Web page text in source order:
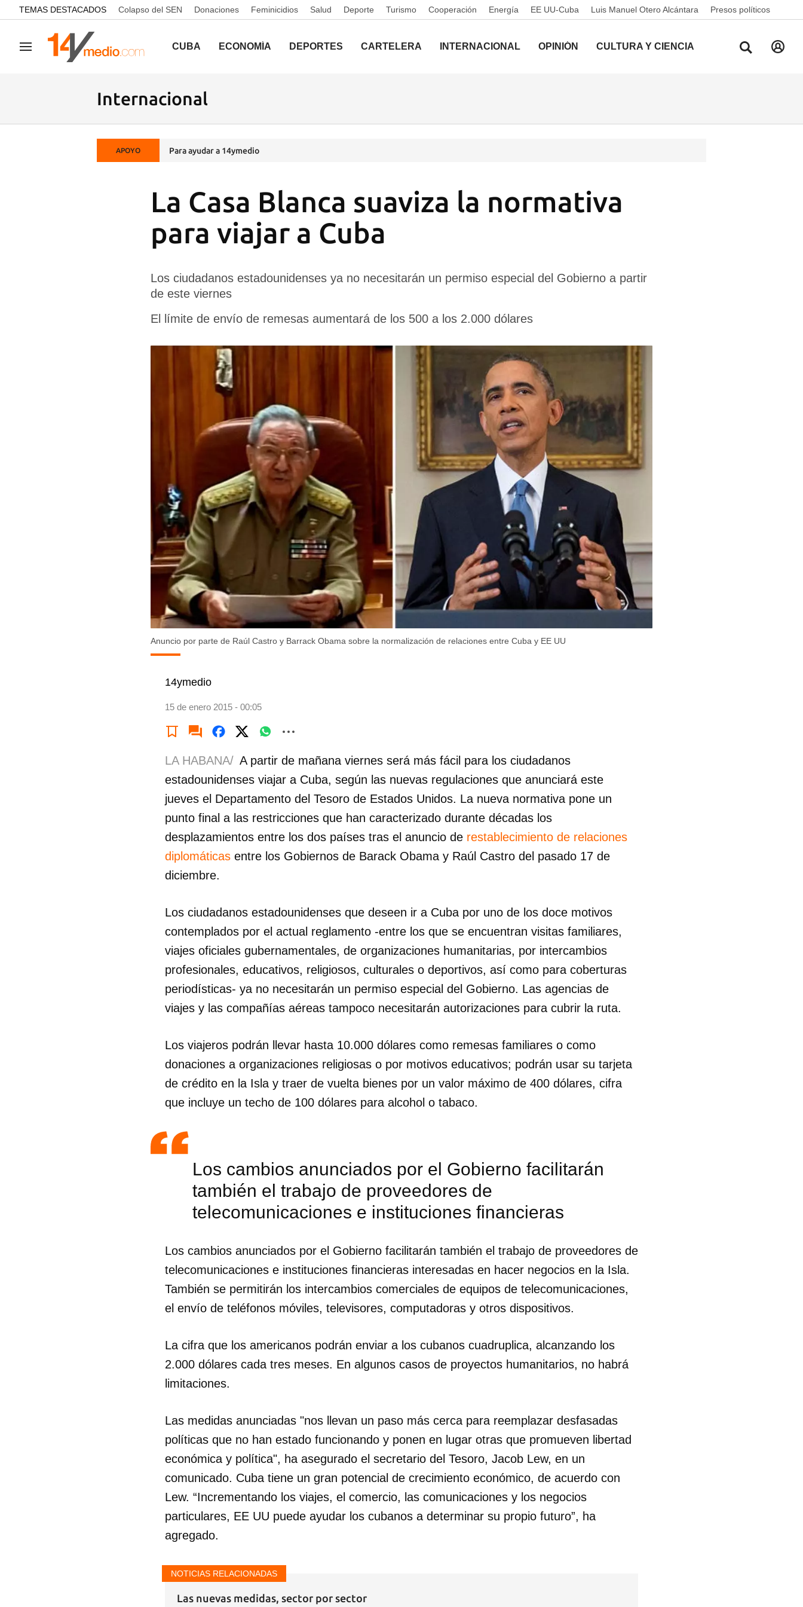
common.go-to-content
TEMAS DESTACADOS Colapso del SEN Donaciones Feminicidios Salud Deporte Turismo Cooperación Energía EE UU-Cuba Luis Manuel Otero Alcántara Presos políticos
Navegación CUBA ECONOMÍA DEPORTES CARTELERA INTERNACIONAL OPINIÓN CULTURA Y CIENCIA
Internacional
APOYO Para ayudar a 14ymedio
La Casa Blanca suaviza la normativa
para viajar a Cuba
Los ciudadanos estadounidenses ya no necesitarán un permiso especial del Gobierno a partir
de este viernes
El límite de envío de remesas aumentará de los 500 a los 2.000 dólares
Anuncio por parte de Raúl Castro y Barrack Obama sobre la normalización de relaciones entre Cuba y EE UU
14ymedio
15 de enero 2015 - 00:05
INICIAR SESIÓN CANCELAR
LA HABANA/ A partir de mañana viernes será más fácil para los ciudadanos
estadounidenses viajar a Cuba, según las nuevas regulaciones que anunciará este
jueves el Departamento del Tesoro de Estados Unidos. La nueva normativa pone un
punto final a las restricciones que han caracterizado durante décadas los
desplazamientos entre los dos países tras el anuncio de restablecimiento de relaciones
diplomáticas entre los Gobiernos de Barack Obama y Raúl Castro del pasado 17 de
diciembre.
Los ciudadanos estadounidenses que deseen ir a Cuba por uno de los doce motivos
contemplados por el actual reglamento -entre los que se encuentran visitas familiares,
viajes oficiales gubernamentales, de organizaciones humanitarias, por intercambios
profesionales, educativos, religiosos, culturales o deportivos, así como para coberturas
periodísticas- ya no necesitarán un permiso especial del Gobierno. Las agencias de
viajes y las compañías aéreas tampoco necesitarán autorizaciones para cubrir la ruta.
Los viajeros podrán llevar hasta 10.000 dólares como remesas familiares o como
donaciones a organizaciones religiosas o por motivos educativos; podrán usar su tarjeta
de crédito en la Isla y traer de vuelta bienes por un valor máximo de 400 dólares, cifra
que incluye un techo de 100 dólares para alcohol o tabaco.
Los cambios anunciados por el Gobierno facilitarán
también el trabajo de proveedores de
telecomunicaciones e instituciones financieras
Los cambios anunciados por el Gobierno facilitarán también el trabajo de proveedores de
telecomunicaciones e instituciones financieras interesadas en hacer negocios en la Isla.
También se permitirán los intercambios comerciales de equipos de telecomunicaciones,
el envío de teléfonos móviles, televisores, computadoras y otros dispositivos.
La cifra que los americanos podrán enviar a los cubanos cuadruplica, alcanzando los
2.000 dólares cada tres meses. En algunos casos de proyectos humanitarios, no habrá
limitaciones.
Las medidas anunciadas "nos llevan un paso más cerca para reemplazar desfasadas
políticas que no han estado funcionando y ponen en lugar otras que promueven libertad
económica y política", ha asegurado el secretario del Tesoro, Jacob Lew, en un
comunicado. Cuba tiene un gran potencial de crecimiento económico, de acuerdo con
Lew. “Incrementando los viajes, el comercio, las comunicaciones y los negocios
particulares, EE UU puede ayudar los cubanos a determinar su propio futuro”, ha
agregado.
NOTICIAS RELACIONADAS
Las nuevas medidas, sector por sector